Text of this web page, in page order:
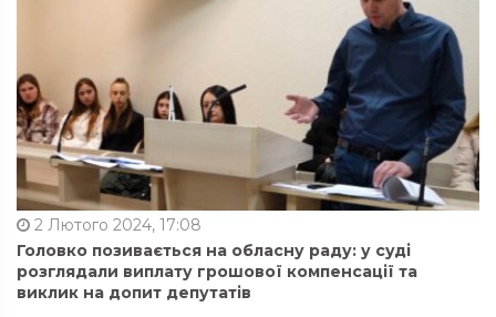
2 Лютого 2024, 17:08
Головко позивається на обласну раду: у суді
розглядали виплату грошової компенсації та
виклик на допит депутатів